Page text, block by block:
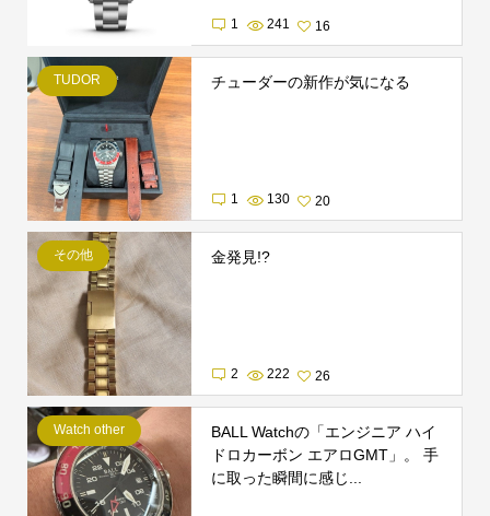
1 241 16
TUDOR チューダーの新作が気になる
1 130 20
その他 金発見!?
2 222 26
Watch other
BALL Watchの「エンジニア ハイ
ドロカーボン エアロGMT」。 手
に取った瞬間に感じ...